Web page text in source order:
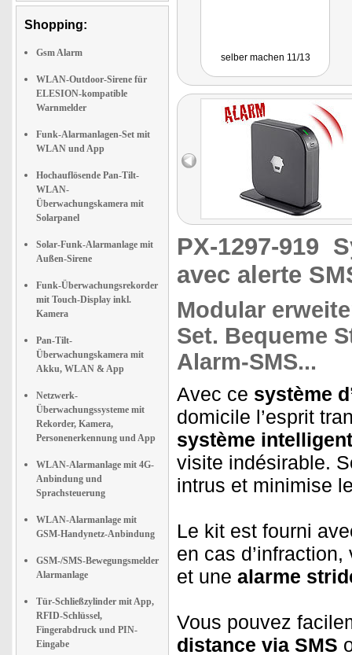
Shopping:
Gsm Alarm
WLAN-Outdoor-Sirene für
ELESION-kompatible
Warnmelder
Funk-Alarmanlagen-Set mit
WLAN und App
Hochauflösende Pan-Tilt-
WLAN-
Überwachungskamera mit
Solarpanel
Solar-Funk-Alarmanlage mit
Außen-Sirene
Funk-Überwachungsrekorder
mit Touch-Display inkl.
Kamera
Pan-Tilt-
Überwachungskamera mit
Akku, WLAN & App
Netzwerk-
Überwachungssysteme mit
Rekorder, Kamera,
Personenerkennung und App
WLAN-Alarmanlage mit 4G-
Anbindung und
Sprachsteuerung
WLAN-Alarmanlage mit
GSM-Handynetz-Anbindung
GSM-/SMS-Bewegungsmelder
Alarmanlage
Tür-Schließzylinder mit App,
RFID-Schlüssel,
Fingerabdruck und PIN-
Eingabe
selber machen 11/13
PX-1297-919
avec alerte
Modular
Set. Bequeme
Alarm-SMS...
Avec ce système
domicile l’esprit
système intelligent
visite indésirable.
intrus et minimise
Le kit est fourni
en cas
et une alarme
Vous pouvez
distance via SMS